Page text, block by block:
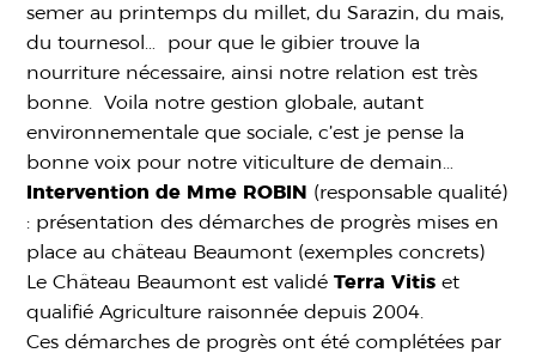
semer au printemps du millet, du Sarazin, du mais,
du tournesol… pour que le gibier trouve la
nourriture nécessaire, ainsi notre relation est très
bonne. Voila notre gestion globale, autant
environnementale que sociale, c’est je pense la
bonne voix pour notre viticulture de demain…
Intervention de Mme ROBIN (responsable qualité)
: présentation des démarches de progrès mises en
place au château Beaumont (exemples concrets)
Le Château Beaumont est validé Terra Vitiset
qualifié Agriculture raisonnée depuis 2004.
Ces démarches de progrès ont été complétées par